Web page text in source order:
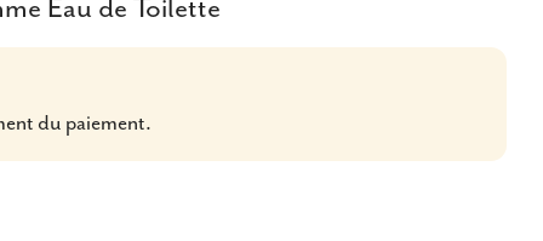
e
Eau de Toilette
du paiement.